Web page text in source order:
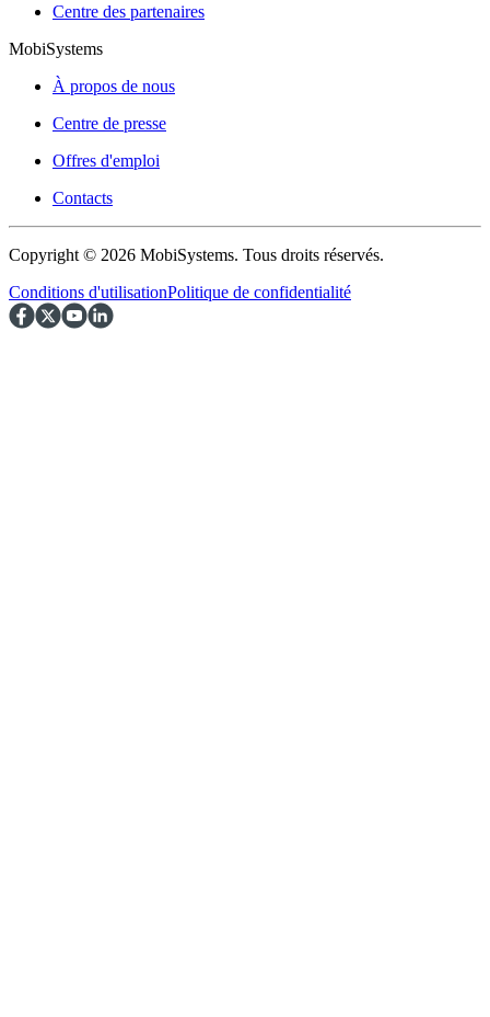
Centre des partenaires
MobiSystems
À propos de nous
Centre de presse
Offres d'emploi
Contacts
Copyright © 2026 MobiSystems. Tous droits réservés.
Conditions d'utilisationPolitique de confidentialité